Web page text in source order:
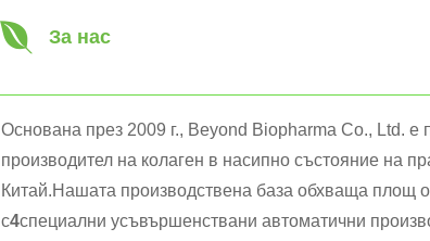
За нас
Основана през 2009 г., Beyond Biopharma Co., Ltd.
производител на колаген в насипно състояние на
Китай.Нашата производствена база обхваща площ
с4специални усъвършенствани автоматични